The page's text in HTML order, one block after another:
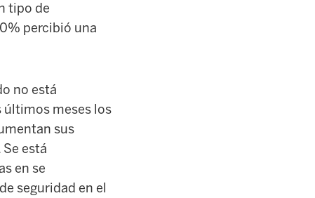
tipo de
percibió una
no está
últimos meses los
sus
está
en se
seguridad en el